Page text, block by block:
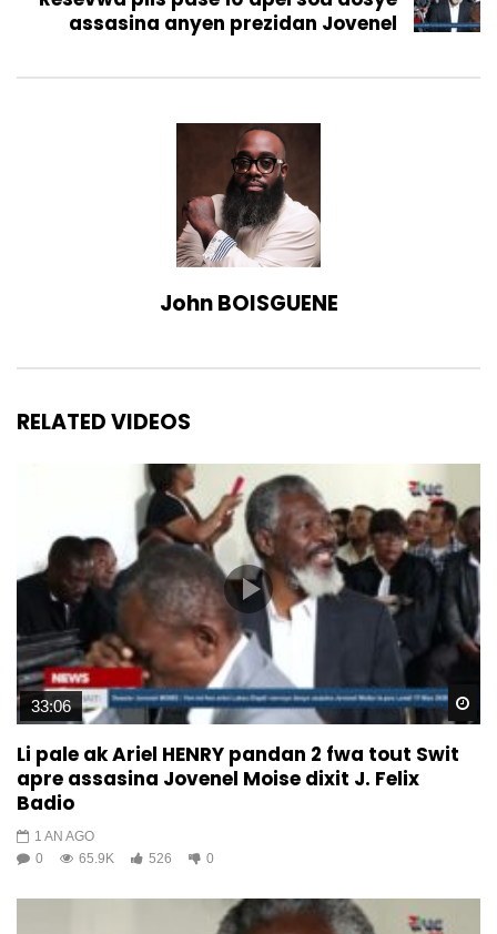
assasina anyen prezidan Jovenel
John BOISGUENE
RELATED VIDEOS
33:06
Li pale ak Ariel HENRY pandan 2 fwa tout Swit
apre assasina Jovenel Moise dixit J. Felix
Badio
1 AN AGO
0
65.9K 526 0